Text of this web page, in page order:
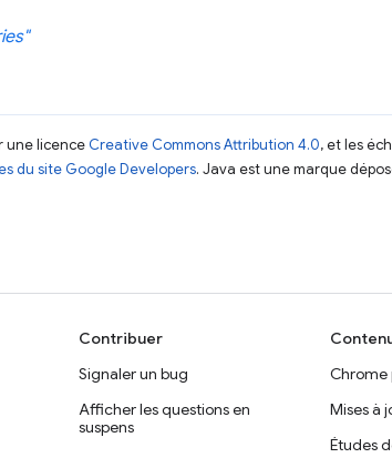
une licence Creative Commons Attribution 4.0, et les
du site Google Developers. Java est une marque
Contribuer
Signaler un bug
Afficher les questions en
suspens
Chrome
Mises à
Études